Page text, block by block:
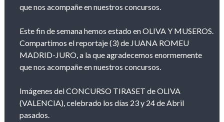
que nos acompañe en nuestros concursos.
Este fin de semana hemos estado en OLIVA Y MUSEROS.
Compartimos el reportaje (3) de JUANA ROMEU
MADRID-JURO, a la que agradecemos enormemente
que nos acompañe en nuestros concursos.
Imágenes del CONCURSO TIRASET de OLIVA
(VALENCIA), celebrado los días 23 y 24 de Abril
pasados.